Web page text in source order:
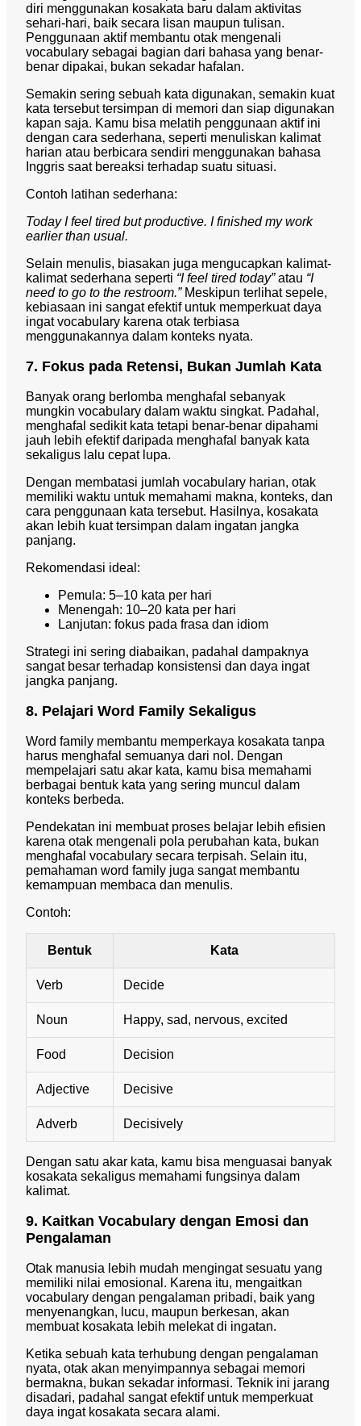
diri menggunakan kosakata baru dalam aktivitas
sehari-hari, baik secara lisan maupun tulisan.
Penggunaan aktif membantu otak mengenali
vocabulary sebagai bagian dari bahasa yang benar-
benar dipakai, bukan sekadar hafalan.
Semakin sering sebuah kata digunakan, semakin kuat
kata tersebut tersimpan di memori dan siap digunakan
kapan saja. Kamu bisa melatih penggunaan aktif ini
dengan cara sederhana, seperti menuliskan kalimat
harian atau berbicara sendiri menggunakan bahasa
Inggris saat bereaksi terhadap suatu situasi.
Contoh latihan sederhana:
Today I feel tired but productive. I finished my work
earlier than usual.
Selain menulis, biasakan juga mengucapkan kalimat-
kalimat sederhana seperti “I feel tired today”atau “I
need to go to the restroom.”Meskipun terlihat sepele,
kebiasaan ini sangat efektif untuk memperkuat daya
ingat vocabulary karena otak terbiasa
menggunakannya dalam konteks nyata.
7. Fokus pada Retensi, Bukan Jumlah Kata
Banyak orang berlomba menghafal sebanyak
mungkin vocabulary dalam waktu singkat. Padahal,
menghafal sedikit kata tetapi benar-benar dipahami
jauh lebih efektif daripada menghafal banyak kata
sekaligus lalu cepat lupa.
Dengan membatasi jumlah vocabulary harian, otak
memiliki waktu untuk memahami makna, konteks, dan
cara penggunaan kata tersebut. Hasilnya, kosakata
akan lebih kuat tersimpan dalam ingatan jangka
panjang.
Rekomendasi ideal:
Pemula: 5–10 kata per hari
Menengah: 10–20 kata per hari
Lanjutan: fokus pada frasa dan idiom
Strategi ini sering diabaikan, padahal dampaknya
sangat besar terhadap konsistensi dan daya ingat
jangka panjang.
8. Pelajari Word Family Sekaligus
Word family membantu memperkaya kosakata tanpa
harus menghafal semuanya dari nol. Dengan
mempelajari satu akar kata, kamu bisa memahami
berbagai bentuk kata yang sering muncul dalam
konteks berbeda.
Pendekatan ini membuat proses belajar lebih efisien
karena otak mengenali pola perubahan kata, bukan
menghafal vocabulary secara terpisah. Selain itu,
pemahaman word family juga sangat membantu
kemampuan membaca dan menulis.
Contoh:
Bentuk Kata
Verb Decide
Noun Happy, sad, nervous, excited
Food Decision
Adjective Decisive
Adverb Decisively
Dengan satu akar kata, kamu bisa menguasai banyak
kosakata sekaligus memahami fungsinya dalam
kalimat.
9. Kaitkan Vocabulary dengan Emosi dan
Pengalaman
Otak manusia lebih mudah mengingat sesuatu yang
memiliki nilai emosional. Karena itu, mengaitkan
vocabulary dengan pengalaman pribadi, baik yang
menyenangkan, lucu, maupun berkesan, akan
membuat kosakata lebih melekat di ingatan.
Ketika sebuah kata terhubung dengan pengalaman
nyata, otak akan menyimpannya sebagai memori
bermakna, bukan sekadar informasi. Teknik ini jarang
disadari, padahal sangat efektif untuk memperkuat
daya ingat kosakata secara alami.